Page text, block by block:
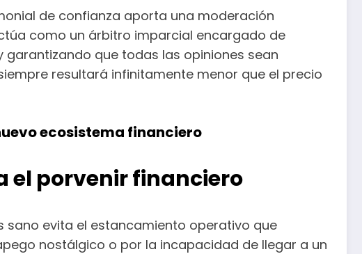
de confianza aporta una moderación
como un árbitro imparcial encargado de
que todas las opiniones sean
resultará infinitamente menor que el precio
ecosistema financiero
el porvenir financiero
sano evita el estancamiento operativo que
nostálgico o por la incapacidad de llegar a un